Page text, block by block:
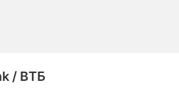
/ ВТБ